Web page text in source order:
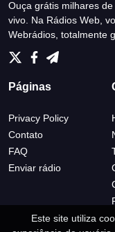
Ouça grátis milhares
vivo. Na Rádios Web,
Webrádios, totalmente
Páginas
Privacy Policy
Contato
FAQ
Enviar rádio
Este site utiliza